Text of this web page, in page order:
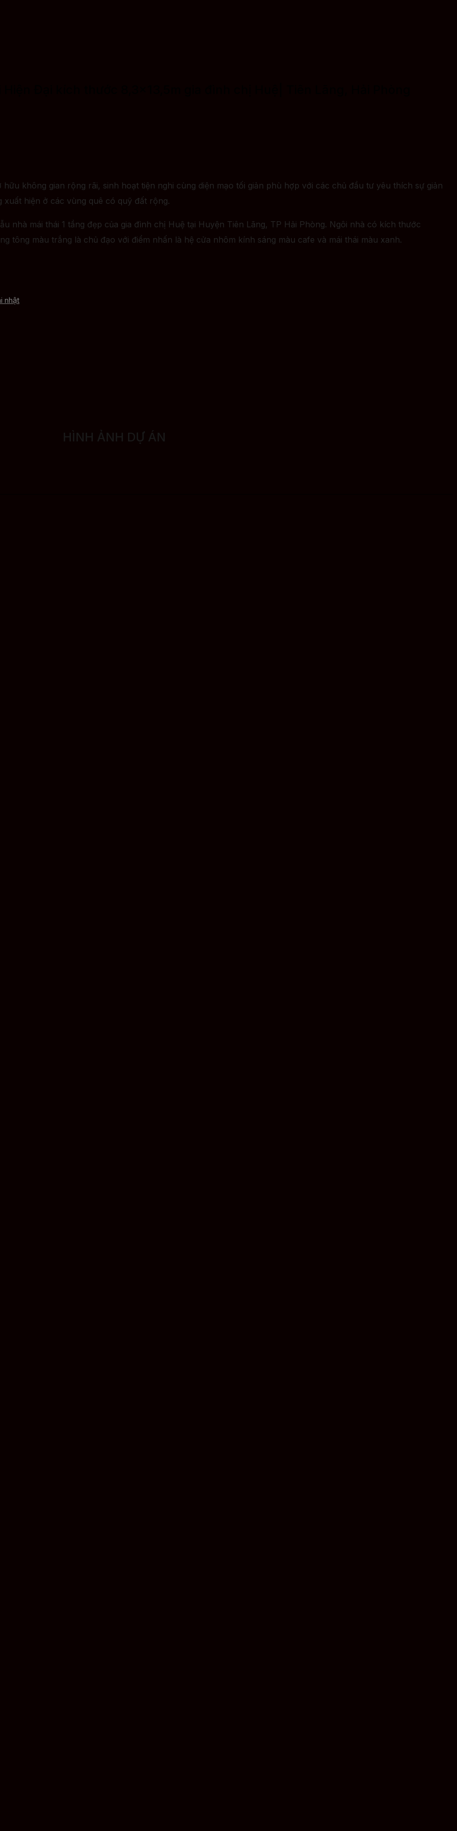
nhật
không gian rộng rãi, sinh hoạt tiện nghi cùng diện mạo tối giản phù hợp với các chủ đầu tư yêu thích sự giản
hiện ở các vùng quê có quỹ đất rộng.
nhà mái thái 1 tầng đẹp của gia đình chị Huệ tại Huyện Tiên Lãng, TP Hải Phòng. Ngôi nhà có kích thước
tông màu trắng là chủ đạo với điểm nhấn là hệ cửa nhôm kính sáng màu cafe và mái thái màu xanh.
HÌNH ẢNH DỰ ÁN